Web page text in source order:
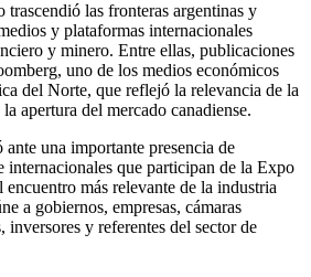
trascendió las fronteras argentinas y
y plataformas internacionales
y minero. Entre ellas, publicaciones
uno de los medios económicos
del Norte, que reflejó la relevancia de la
apertura del mercado canadiense.
una importante presencia de
internacionales que participan de la Expo
más relevante de la industria
a gobiernos, empresas, cámaras
inversores y referentes del sector de